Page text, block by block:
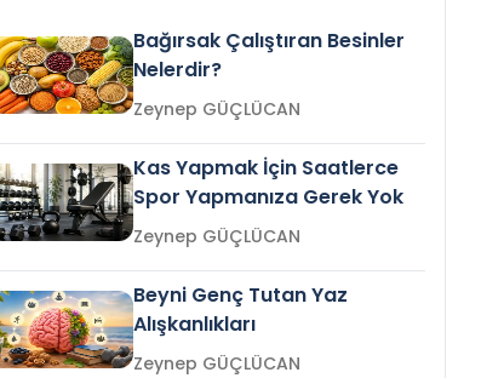
Bağırsak Çalıştıran Besinler
Nelerdir?
Zeynep GÜÇLÜCAN
Kas Yapmak İçin Saatlerce
Spor Yapmanıza Gerek Yok
Zeynep GÜÇLÜCAN
Beyni Genç Tutan Yaz
Alışkanlıkları
Zeynep GÜÇLÜCAN